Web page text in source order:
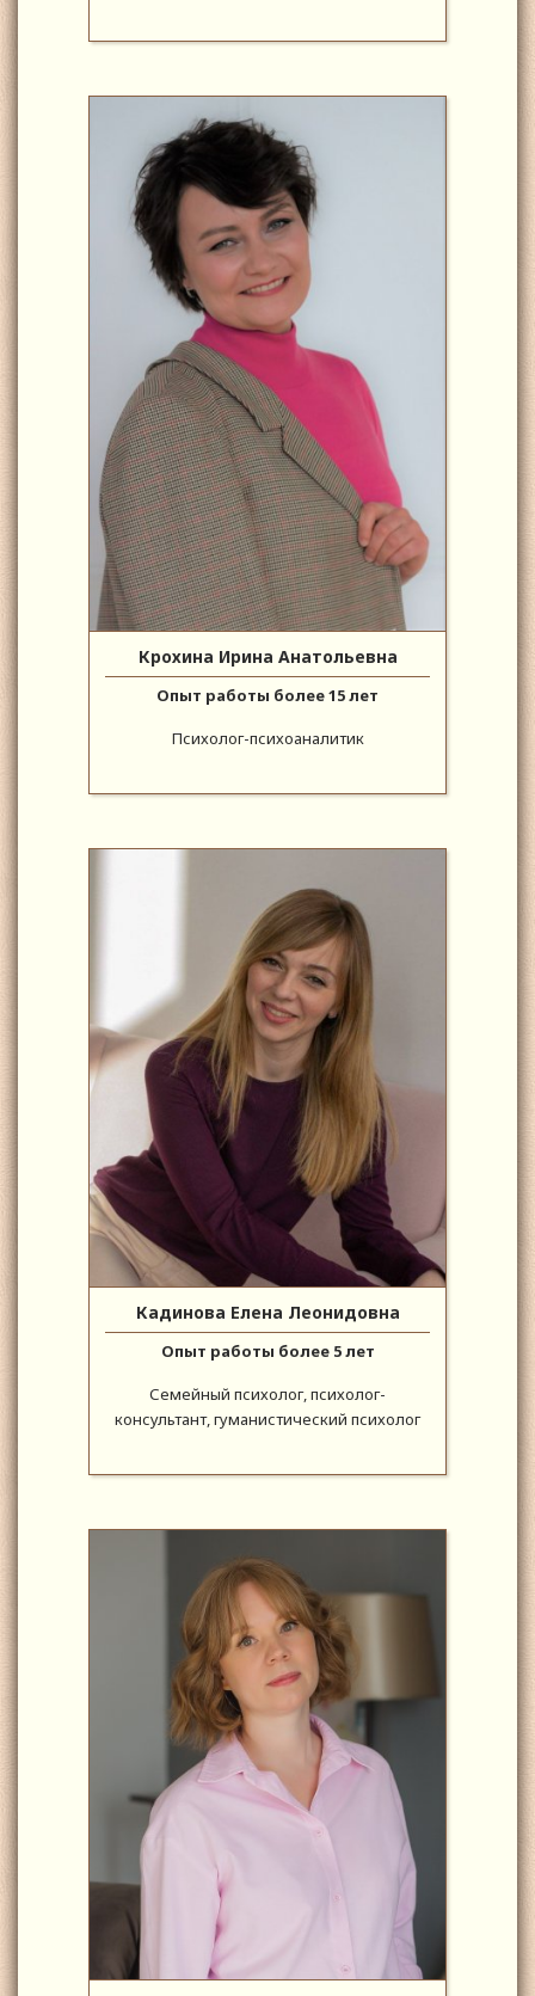
Крохина Ирина Анатольевна
Опыт работы более 15 лет
Психолог-психоаналитик
Кадинова Елена Леонидовна
Опыт работы более 5 лет
Семейный психолог, психолог-
консультант, гуманистический психолог